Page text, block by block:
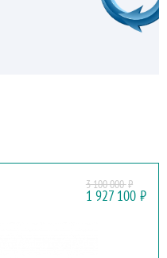
3 100 000₽
1 927 100 ₽